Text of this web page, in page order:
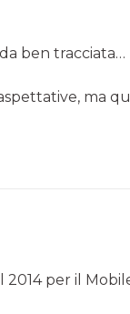
ben tracciata…
ma
per il